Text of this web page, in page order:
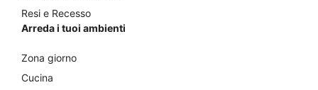
Resi e Recesso
Arreda i tuoi ambienti
Zona giorno
Cucina